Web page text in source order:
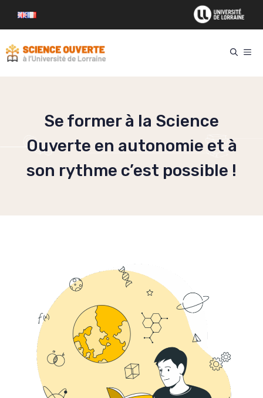
Se former à la Science
Ouverte en autonomie et à
son rythme c’est possible !